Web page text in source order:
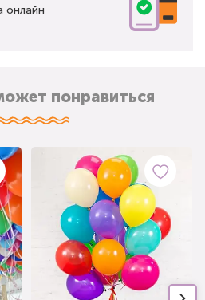
онлайн
понравиться